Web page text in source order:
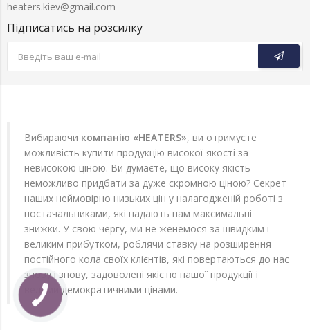
heaters.kiev@gmail.com
Підписатись на розсилку
Вибираючи компанію «HEATERS», ви отримуєте
можливість купити продукцію високої якості за
невисокою ціною. Ви думаєте, що високу якість
неможливо придбати за дуже скромною ціною? Секрет
наших неймовірно низьких цін у налагодженій роботі з
постачальниками, які надають нам максимальні
знижки. У свою чергу, ми не женемося за швидким і
великим прибутком, роблячи ставку на розширення
постійного кола своїх клієнтів, які повертаються до нас
знову і знову, задоволені якістю нашої продукції і
вельми демократичними цінами.